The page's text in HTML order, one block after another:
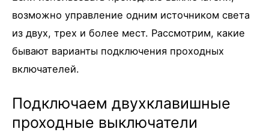
возможно управление одним источником света
из двух, трех и более мест. Рассмотрим, какие
бывают варианты подключения проходных
включателей.
Подключаем двухклавишные
проходные выключатели